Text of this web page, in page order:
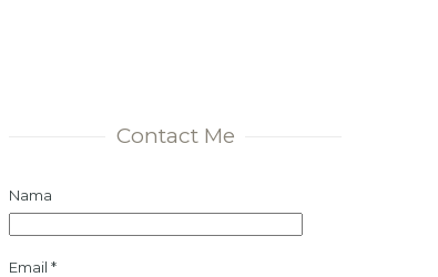
Contact Me
Nama
Email *